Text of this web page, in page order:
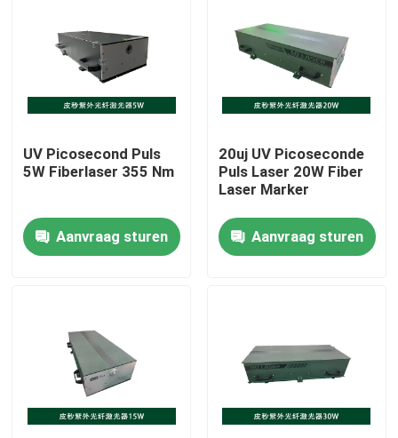
Videos
Over ons
Kwaliteitscontrole
Een offerte aanvragen
Groene fiberlaser
UV Picosecond Puls
5W Fiberlaser 355 Nm
Aanvraag sturen
20uj UV Picoseconde
Puls Laser 20W Fiber
Laser Marker
Aanvraag sturen